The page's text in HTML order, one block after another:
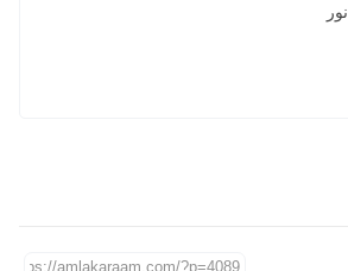
نور